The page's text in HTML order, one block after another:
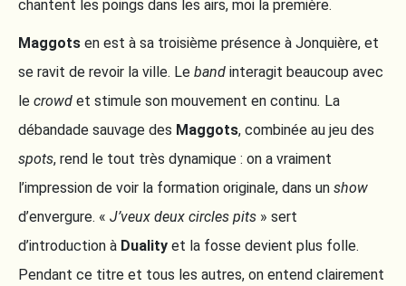
chantent les poings dans les airs, moi la première.
Maggots en est à sa troisième présence à Jonquière, et
se ravit de revoir la ville. Le band interagit beaucoup avec
le crowd et stimule son mouvement en continu. La
débandade sauvage des Maggots, combinée au jeu des
spots, rend le tout très dynamique : on a vraiment
l’impression de voir la formation originale, dans un show
d’envergure. « J’veux deux circles pits » sert
d’introduction à Duality et la fosse devient plus folle.
Pendant ce titre et tous les autres, on entend clairement